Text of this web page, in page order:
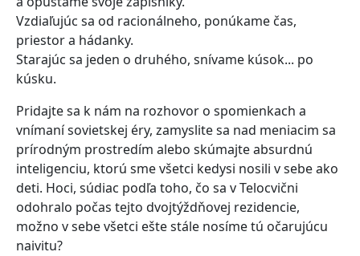
Vzdiaľujúc sa od racionálneho, ponúkame čas,
priestor a hádanky.
Starajúc sa jeden o druhého, snívame kúsok... po
kúsku.
Pridajte sa k nám na rozhovor o spomienkach a
vnímaní sovietskej éry, zamyslite sa nad meniacim sa
prírodným prostredím alebo skúmajte absurdnú
inteligenciu, ktorú sme všetci kedysi nosili v sebe ako
deti. Hoci, súdiac podľa toho, čo sa v Telocvični
odohralo počas tejto dvojtýždňovej rezidencie,
možno v sebe všetci ešte stále nosíme tú očarujúcu
naivitu?